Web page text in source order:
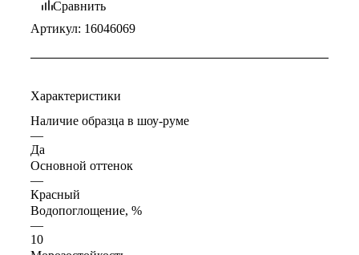
Сравнить
Артикул: 16046069
Характеристики
Наличие образца в шоу-руме
—
Да
Основной оттенок
—
Красный
Водопоглощение, %
—
10